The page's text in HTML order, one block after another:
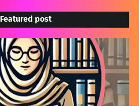
Featured post